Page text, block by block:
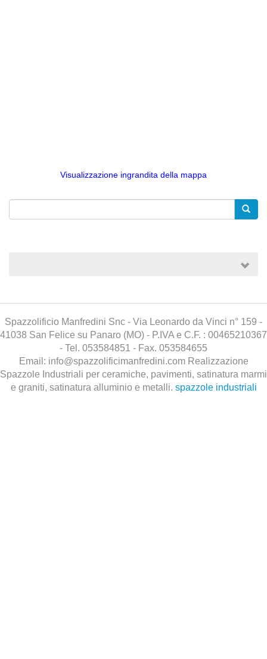
Visualizzazione ingrandita della mappa
Spazzolificio Manfredini Snc - Via Leonardo da Vinci n° 159 -
41038 San Felice su Panaro (MO) - P.IVA e C.F. : 00465210367
- Tel. 053584851 - Fax. 053584655
Email: info@spazzolificimanfredini.com Realizzazione
Spazzole Industriali per ceramiche, pavimenti, satinatura marmi
e graniti, satinatura alluminio e metalli. spazzole industriali